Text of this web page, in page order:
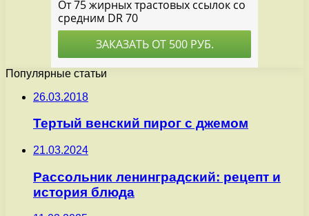
Популярные статьи
26.03.2018
Тертый венский пирог с джемом
21.03.2024
Рассольник ленинградский: рецепт и
история блюда